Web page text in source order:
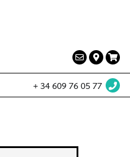
+ 34 609 76 05 77